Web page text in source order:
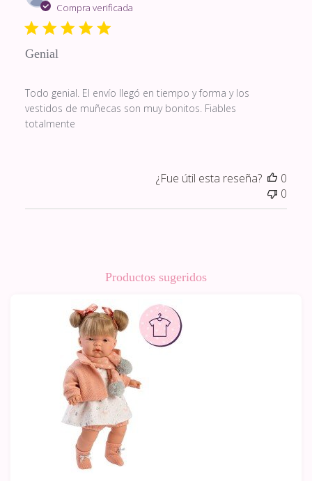
Compra verificada
Genial
Todo genial. El envío llegó en tiempo y forma y los
vestidos de muñecas son muy bonitos. Fiables
totalmente
¿Fue útil esta reseña?
0
0
Productos sugeridos